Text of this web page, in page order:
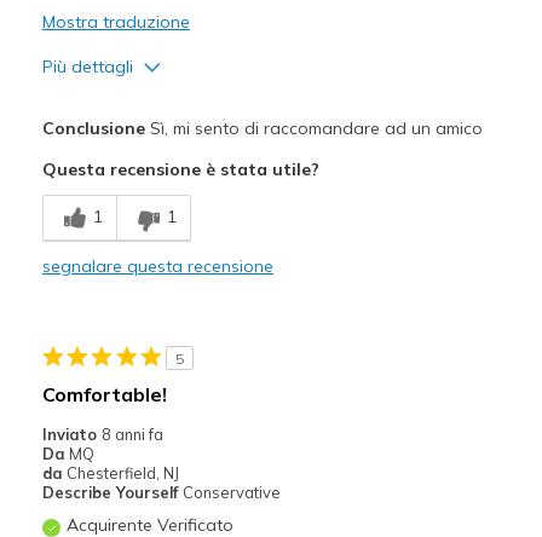
Mostra traduzione
Più dettagli
Durable
Stylish
ConclusioneSì, mi sento di raccomandare ad un amico
Questa recensione è stata utile?
1 1
segnalare questa recensione
5
Comfortable!
Inviato 8 anni fa
Da MQ
da Chesterfield, NJ
Describe Yourself Conservative
Acquirente Verificato